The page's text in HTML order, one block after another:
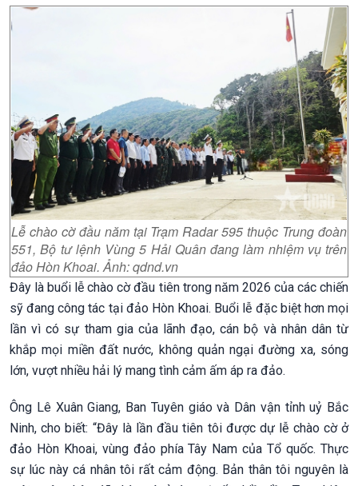
Lễ chào cờ đầu năm tại Trạm Radar 595 thuộc Trung đoàn
551, Bộ tư lệnh Vùng 5 Hải Quân đang làm nhiệm vụ trên
đảo Hòn Khoai. Ảnh: qdnd.vn
Đây là buổi lễ chào cờ đầu tiên trong năm 2026 của các chiến
sỹ đang công tác tại đảo Hòn Khoai. Buổi lễ đặc biệt hơn mọi
lần vì có sự tham gia của lãnh đạo, cán bộ và nhân dân từ
khắp mọi miền đất nước, không quản ngại đường xa, sóng
lớn, vượt nhiều hải lý mang tình cảm ấm áp ra đảo.
Ông Lê Xuân Giang, Ban Tuyên giáo và Dân vận tỉnh uỷ Bắc
Ninh, cho biết: “Đây là lần đầu tiên tôi được dự lễ chào cờ ở
đảo Hòn Khoai, vùng đảo phía Tây Nam của Tổ quốc. Thực
sự lúc này cá nhân tôi rất cảm động. Bản thân tôi nguyên là